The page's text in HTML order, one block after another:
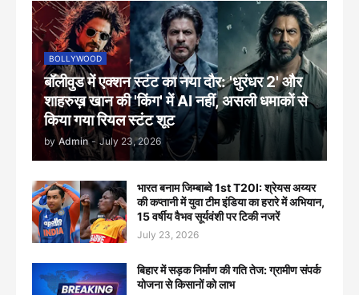
BOLLYWOOD
बॉलीवुड में एक्शन स्टंट का नया दौर: 'धुरंधर 2' और
शाहरुख़ खान की 'किंग' में AI नहीं, असली धमाकों से
किया गया रियल स्टंट शूट
by Admin - July 23, 2026
भारत बनाम जिम्बाब्वे 1st T20I: श्रेयस अय्यर
की कप्तानी में युवा टीम इंडिया का हरारे में अभियान,
15 वर्षीय वैभव सूर्यवंशी पर टिकी नजरें
July 23, 2026
बिहार में सड़क निर्माण की गति तेज: ग्रामीण संपर्क
योजना से किसानों को लाभ